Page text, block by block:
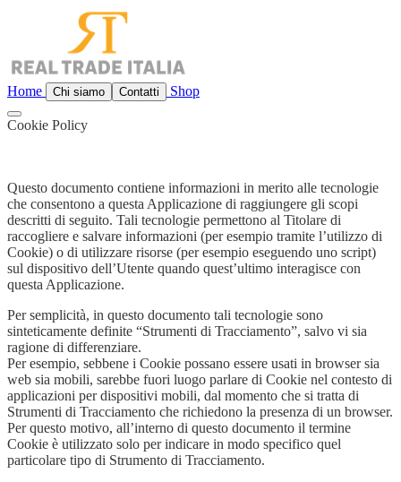
Home Chi siamo Contatti Shop
Cookie Policy
Questo documento contiene informazioni in merito alle tecnologie
che consentono a questa Applicazione di raggiungere gli scopi
descritti di seguito. Tali tecnologie permettono al Titolare di
raccogliere e salvare informazioni (per esempio tramite l’utilizzo di
Cookie) o di utilizzare risorse (per esempio eseguendo uno script)
sul dispositivo dell’Utente quando quest’ultimo interagisce con
questa Applicazione.
Per semplicità, in questo documento tali tecnologie sono
sinteticamente definite “Strumenti di Tracciamento”, salvo vi sia
ragione di differenziare.
Per esempio, sebbene i Cookie possano essere usati in browser sia
web sia mobili, sarebbe fuori luogo parlare di Cookie nel contesto di
applicazioni per dispositivi mobili, dal momento che si tratta di
Strumenti di Tracciamento che richiedono la presenza di un browser.
Per questo motivo, all’interno di questo documento il termine
Cookie è utilizzato solo per indicare in modo specifico quel
particolare tipo di Strumento di Tracciamento.